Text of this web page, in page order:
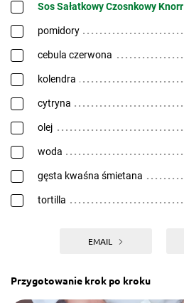
Sos Sałatkowy Czosnkowy Knorr
pomidory
cebula czerwona
kolendra
cytryna
olej
woda
gęsta kwaśna śmietana
tortilla
EMAIL
Przygotowanie krok po kroku